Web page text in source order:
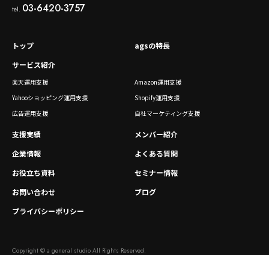
tel. 03-6420-3757
トップ
agsの特長
サービス紹介
楽天運用支援
Amazon運用支援
Yahooショッピング運用支援
Shopify運用支援
広告運用支援
自社マーケティング支援
支援実績
メンバー紹介
企業情報
よくある質問
お役立ち資料
セミナー情報
お問い合わせ
ブログ
プライバシーポリシー
Copyright © a general studio All Rights Reserved.